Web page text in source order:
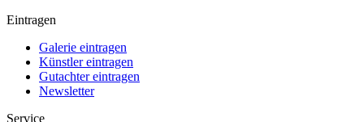
Eintragen
Galerie eintragen
Künstler eintragen
Gutachter eintragen
Newsletter
Service